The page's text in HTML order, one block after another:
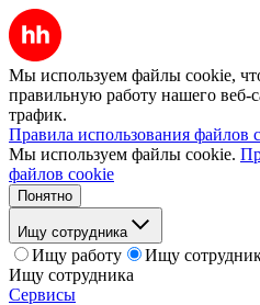
Мы используем файлы cookie,
правильную работу нашего веб-
трафик.
Правила использования файлов
Мы используем файлы cookie.
файлов cookie
Понятно
Ищу сотрудника
Ищу работу
Ищу
Ищу сотрудника
Сервисы